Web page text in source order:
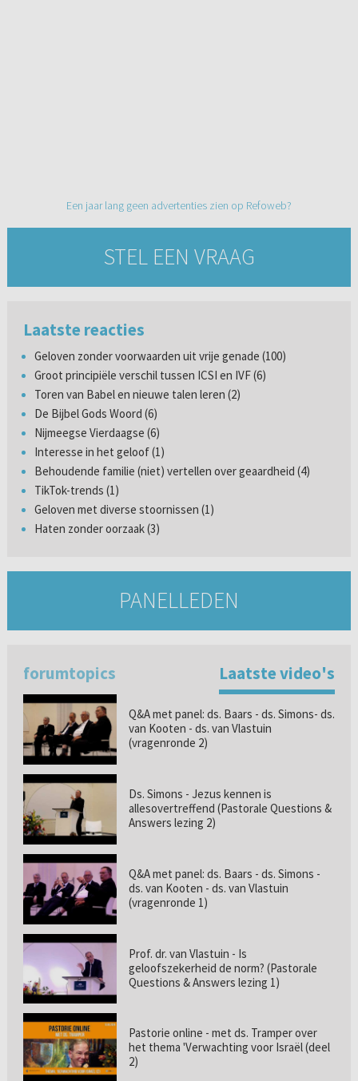
Een jaar lang geen advertenties zien op Refoweb?
STEL EEN VRAAG
Laatste reacties
Geloven zonder voorwaarden uit vrije genade (100)
Groot principiële verschil tussen ICSI en IVF (6)
Toren van Babel en nieuwe talen leren (2)
De Bijbel Gods Woord (6)
Nijmeegse Vierdaagse (6)
Interesse in het geloof (1)
Behoudende familie (niet) vertellen over geaardheid (4)
TikTok-trends (1)
Geloven met diverse stoornissen (1)
Haten zonder oorzaak (3)
PANELLEDEN
forumtopics Laatste video's
Q&A met panel: ds. Baars - ds. Simons- ds.
van Kooten - ds. van Vlastuin
(vragenronde 2)
Ds. Simons - Jezus kennen is
allesovertreffend (Pastorale Questions &
Answers lezing 2)
Q&A met panel: ds. Baars - ds. Simons -
ds. van Kooten - ds. van Vlastuin
(vragenronde 1)
Prof. dr. van Vlastuin - Is
geloofszekerheid de norm? (Pastorale
Questions & Answers lezing 1)
Pastorie online - met ds. Tramper over
het thema 'Verwachting voor Israël (deel
2)